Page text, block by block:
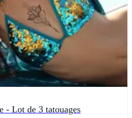
- Lot de 3 tatouages